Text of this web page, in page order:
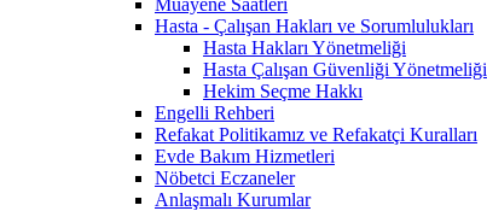
Hasta - Çalışan Hakları ve Sorumlulukları
Hasta Hakları Yönetmeliği
Hasta Çalışan Güvenliği Yönetmeliği
Hekim Seçme Hakkı
Engelli Rehberi
Refakat Politikamız ve Refakatçi Kuralları
Evde Bakım Hizmetleri
Nöbetci Eczaneler
Anlaşmalı Kurumlar